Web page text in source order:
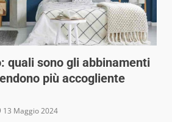
quali sono gli abbinamenti
più accogliente
13 Maggio 2024